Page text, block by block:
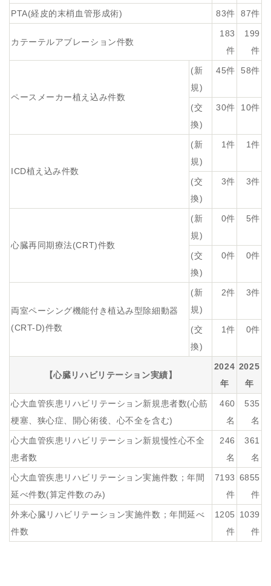
PTA(経皮的末梢血管形成術) 83件 87件
カテーテルアブレーション件数
183
件
199
件
ペースメーカー植え込み件数
(新
規)
45件 58件
(交
換)
30件 10件
ICD植え込み件数
(新
規)
1件 1件
(交
換)
3件 3件
心臓再同期療法(CRT)件数
(新
規)
0件 5件
(交
換)
0件 0件
両室ペーシング機能付き植込み型除細動器
(CRT-D)件数
(新
規)
2件 3件
(交
換)
1件 0件
【心臓リハビリテーション実績】
2024
年
2025
年
心大血管疾患リハビリテーション新規患者数(心筋
梗塞、狭心症、開心術後、心不全を含む)
460
名
535
名
心大血管疾患リハビリテーション新規慢性心不全
患者数
246
名
361
名
心大血管疾患リハビリテーション実施件数；年間
延べ件数(算定件数のみ)
7193
件
6855
件
外来心臓リハビリテーション実施件数；年間延べ
件数
1205
件
1039
件